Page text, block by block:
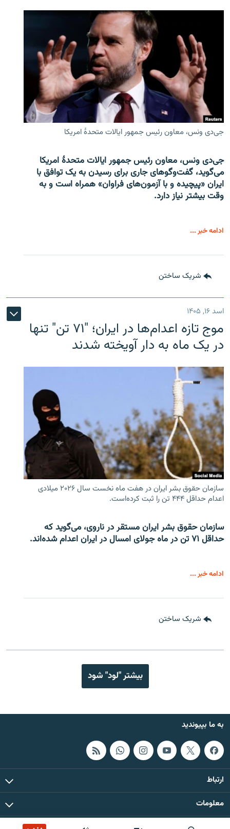
جی‌دی ونس، معاون رئیس جمهور ایالات متحدۀ امریکا
جی‌دی ونس، معاون رئیس جمهور ایالات متحدۀ امریکا
می‌گوید، گفت‌وگوهای جاری برای رسیدن به یک توافق با
ایران «پیچیده و با آزمون‌های فراوان» همراه است و به
وقت بیشتر نیاز دارد.
ادامه خبر ...
شریک ساختن
اسد ۱۶, ۱۴۰۵
موج تازه اعدام‌ها در ایران؛ "۷۱ تن" تنها
در یک ماه به دار آویخته شدند
سازمان حقوق بشر ایران در هفت ماه نخست سال ۲۰۲۶ میلادی
اعدام حداقل ۴۴۴ تن را ثبت کرده‌است.
سازمان حقوق بشر ایران مستقر در ناروی، می‌گوید که
حداقل ۷۱ تن در ماه جولای امسال در ایران اعدام شده‌اند.
ادامه خبر ...
شریک ساختن
بیشتر "لود" شود
به ما بپیوندید
ارتباط
معلومات